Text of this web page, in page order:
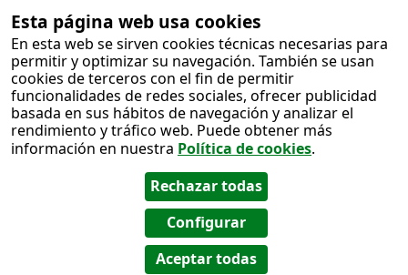
Esta página web usa cookies
En esta web se sirven cookies técnicas necesarias para
permitir y optimizar su navegación. También se usan
cookies de terceros con el fin de permitir
funcionalidades de redes sociales, ofrecer publicidad
basada en sus hábitos de navegación y analizar el
rendimiento y tráfico web. Puede obtener más
información en nuestra Política de cookies.